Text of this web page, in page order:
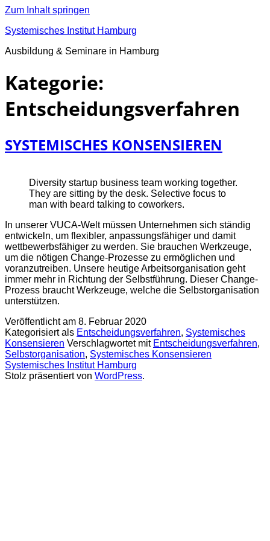
Zum Inhalt springen
Systemisches Institut Hamburg
Ausbildung & Seminare in Hamburg
Kategorie:
Entscheidungsverfahren
SYSTEMISCHES KONSENSIEREN
Diversity startup business team working together.
They are sitting by the desk. Selective focus to
man with beard talking to coworkers.
In unserer VUCA-Welt müssen Unternehmen sich ständig
entwickeln, um flexibler, anpassungsfähiger und damit
wettbewerbsfähiger zu werden. Sie brauchen Werkzeuge,
um die nötigen Change-Prozesse zu ermöglichen und
voranzutreiben. Unsere heutige Arbeitsorganisation geht
immer mehr in Richtung der Selbstführung. Dieser Change-
Prozess braucht Werkzeuge, welche die Selbstorganisation
unterstützen.
Veröffentlicht am 8. Februar 2020
Kategorisiert als Entscheidungsverfahren, Systemisches
Konsensieren Verschlagwortet mit Entscheidungsverfahren,
Selbstorganisation, Systemisches Konsensieren
Systemisches Institut Hamburg
Stolz präsentiert von WordPress.